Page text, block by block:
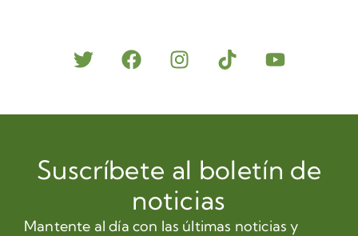
Suscríbete al boletín de
noticias
Mantente al día con las últimas noticias y